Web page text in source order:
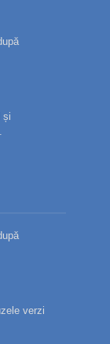
și
verzi